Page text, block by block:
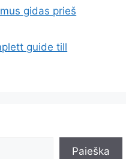
gidas prieš
guide till
Paieška